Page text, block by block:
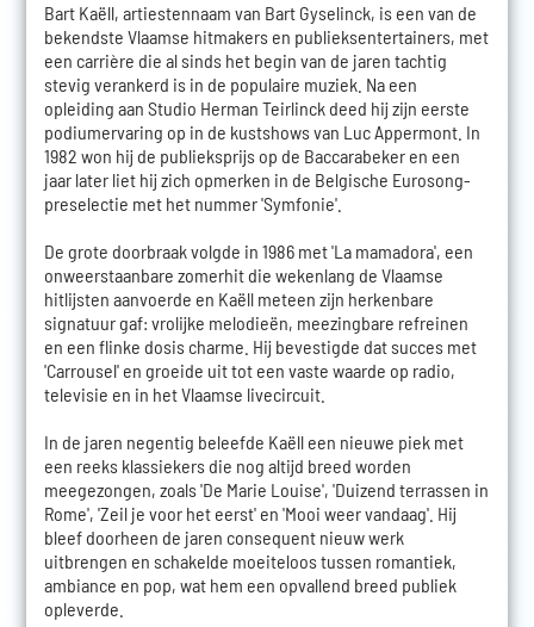
Bart Kaëll, artiestennaam van Bart Gyselinck, is een van de
bekendste Vlaamse hitmakers en publieksentertainers, met
een carrière die al sinds het begin van de jaren tachtig
stevig verankerd is in de populaire muziek. Na een
opleiding aan Studio Herman Teirlinck deed hij zijn eerste
podiumervaring op in de kustshows van Luc Appermont. In
1982 won hij de publieksprijs op de Baccarabeker en een
jaar later liet hij zich opmerken in de Belgische Eurosong-
preselectie met het nummer 'Symfonie'.
De grote doorbraak volgde in 1986 met 'La mamadora', een
onweerstaanbare zomerhit die wekenlang de Vlaamse
hitlijsten aanvoerde en Kaëll meteen zijn herkenbare
signatuur gaf: vrolijke melodieën, meezingbare refreinen
en een flinke dosis charme. Hij bevestigde dat succes met
'Carrousel' en groeide uit tot een vaste waarde op radio,
televisie en in het Vlaamse livecircuit.
In de jaren negentig beleefde Kaëll een nieuwe piek met
een reeks klassiekers die nog altijd breed worden
meegezongen, zoals 'De Marie Louise', 'Duizend terrassen in
Rome', 'Zeil je voor het eerst' en 'Mooi weer vandaag'. Hij
bleef doorheen de jaren consequent nieuw werk
uitbrengen en schakelde moeiteloos tussen romantiek,
ambiance en pop, wat hem een opvallend breed publiek
opleverde.